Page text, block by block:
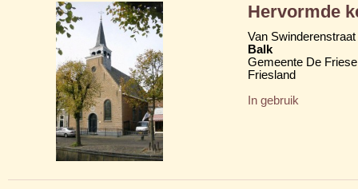
Hervormde
Van Swinderenstraat
Balk
Gemeente De
Friesland
In gebruik